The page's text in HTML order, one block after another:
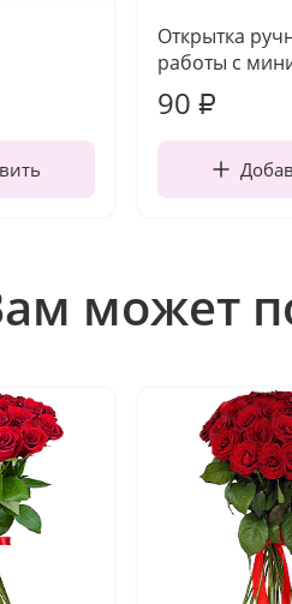
Открытка
работы с
90 ₽
может